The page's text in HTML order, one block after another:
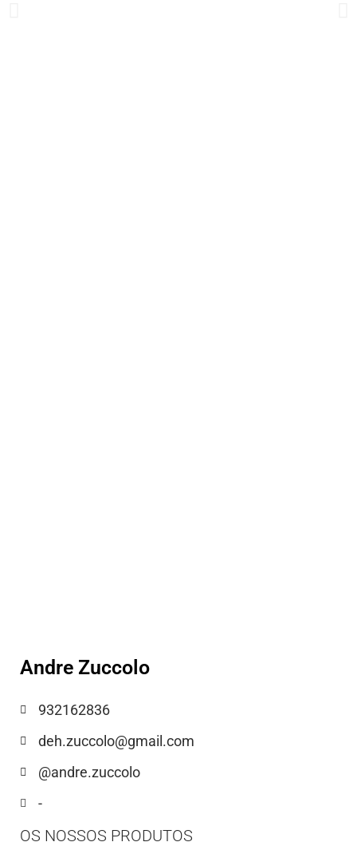
Andre Zuccolo
932162836
deh.zuccolo@gmail.com
@andre.zuccolo
-
OS NOSSOS PRODUTOS